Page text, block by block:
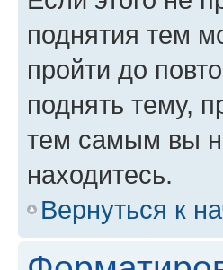
поднятия тем
пройти до
поднять тему,
тем самым вы
находитесь.
Вернуться к